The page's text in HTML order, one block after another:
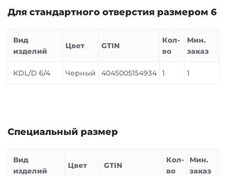
Для стандартного отверстия размером 6
Вид
изделий
Цвет GTIN
Кол-
во
Мин.
заказ
KDL/D 6/4 Черный 4045005154934 1 1
Специальный размер
Вид
изделий
Цвет GTIN
Кол-
во
Мин.
заказ